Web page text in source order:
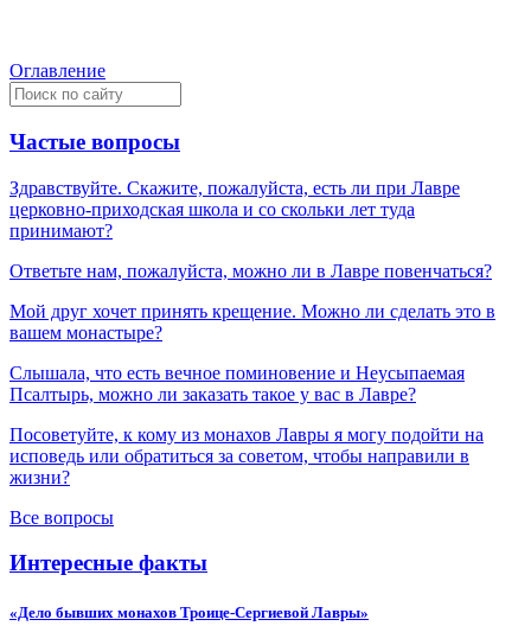
Оглавление
Частые вопросы
Здравствуйте. Скажите, пожалуйста, есть ли при Лавре
церковно-приходская школа и со скольки лет туда
принимают?
Ответьте нам, пожалуйста, можно ли в Лавре повенчаться?
Мой друг хочет принять крещение. Можно ли сделать это в
вашем монастыре?
Слышала, что есть вечное поминовение и Неусыпаемая
Псалтырь, можно ли заказать такое у вас в Лавре?
Посоветуйте, к кому из монахов Лавры я могу подойти на
исповедь или обратиться за советом, чтобы направили в
жизни?
Все вопросы
Интересные факты
«Дело бывших монахов Троице-Сергиевой Лавры»